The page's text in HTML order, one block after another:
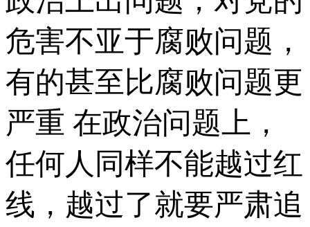
危害不亚于腐败问题，
有的甚至比腐败问题更
严重 在政治问题上，
任何人同样不能越过红
线，越过了就要严肃追